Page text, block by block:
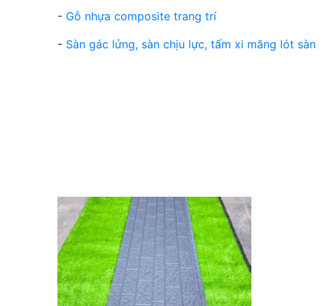
- Gỗ nhựa composite trang trí
- Sàn gác lửng, sàn chịu lực, tấm xi măng lót sàn